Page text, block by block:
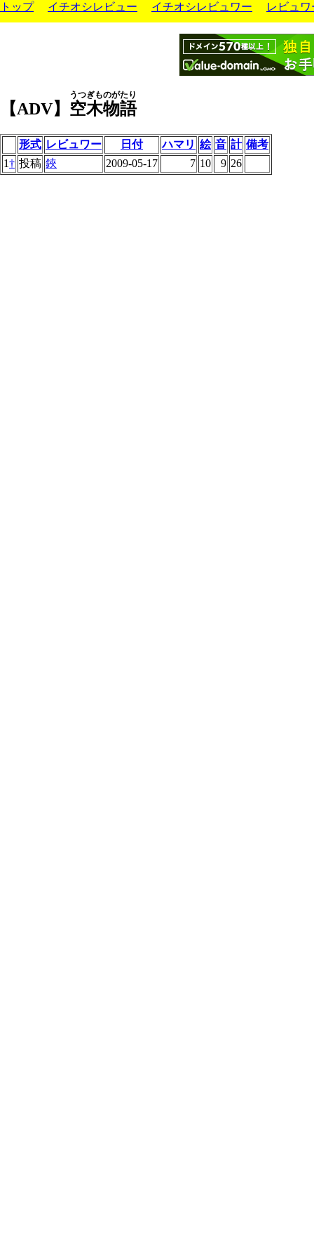
トップ イチオシレビュー イチオシレビュワー レビュワ
【ADV】 空木物語
うつぎものがたり
形式 レビュワー 日付 ハマリ 絵 音 計 備考
1† 投稿 鋏 2009-05-17 7 10 9 26